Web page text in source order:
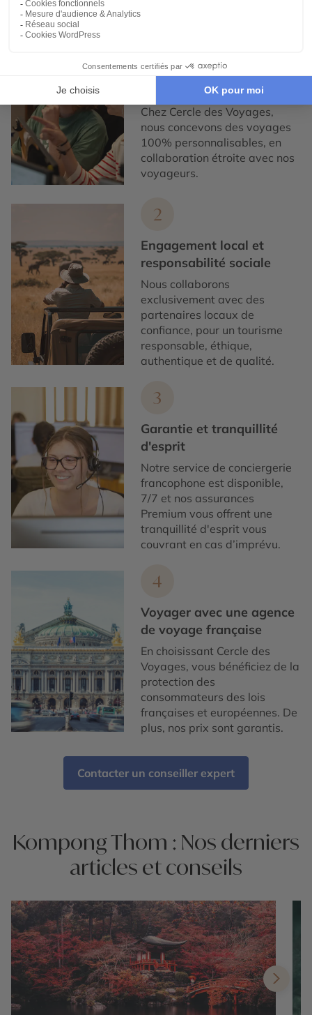
Expertise et co-
construction
Chez Cercle des Voyages,
nous concevons des voyages
100% personnalisables, en
collaboration étroite avec nos
voyageurs.
2
Engagement local et
responsabilité sociale
Nous collaborons
exclusivement avec des
partenaires locaux de
confiance, pour un tourisme
responsable, éthique,
authentique et de qualité.
3
Garantie et tranquillité
d'esprit
Notre service de conciergerie
francophone est disponible,
7/7 et nos assurances
Premium vous offrent une
tranquillité d'esprit vous
couvrant en cas d’imprévu.
4
Voyager avec une agence
de voyage française
En choisissant Cercle des
Voyages, vous bénéficiez de la
protection des
consommateurs des lois
françaises et européennes. De
plus, nos prix sont garantis.
Contacter un conseiller expert
Kompong Thom : Nos derniers
articles et conseils